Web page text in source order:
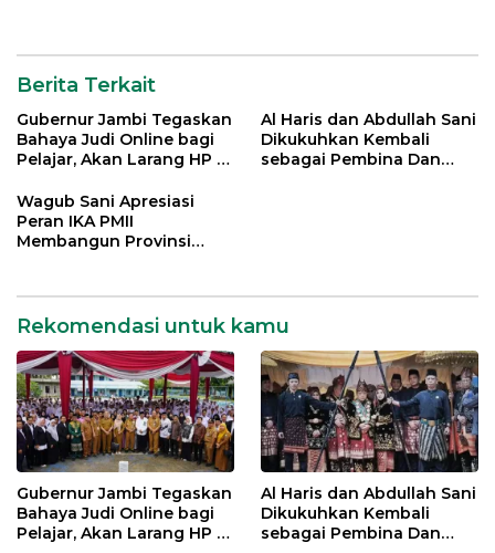
Berita Terkait
Gubernur Jambi Tegaskan
Bahaya Judi Online bagi
Pelajar, Akan Larang HP di
Al Haris dan Abdullah Sani
Dikukuhkan Kembali
sebagai Pembina Dan
Wagub Sani Apresiasi
Peran IKA PMII
Membangun Provinsi
Rekomendasi untuk kamu
Gubernur Jambi Tegaskan
Bahaya Judi Online bagi
Pelajar, Akan Larang HP di
Al Haris dan Abdullah Sani
Dikukuhkan Kembali
sebagai Pembina Dan